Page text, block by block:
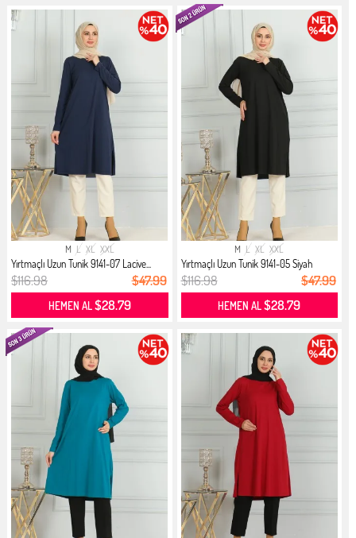
M L XL XXL
Yırtmaçlı Uzun Tunik 9141-07 Lacive...
$116.98 $47.99
HEMEN AL$28.79
M L XL XXL
Yırtmaçlı Uzun Tunik 9141-05 Siyah
$116.98 $47.99
HEMEN AL$28.79